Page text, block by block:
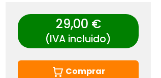
29,00 €
(IVA incluido)
Comprar